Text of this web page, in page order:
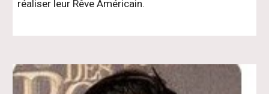
réaliser leur Rêve Américain.